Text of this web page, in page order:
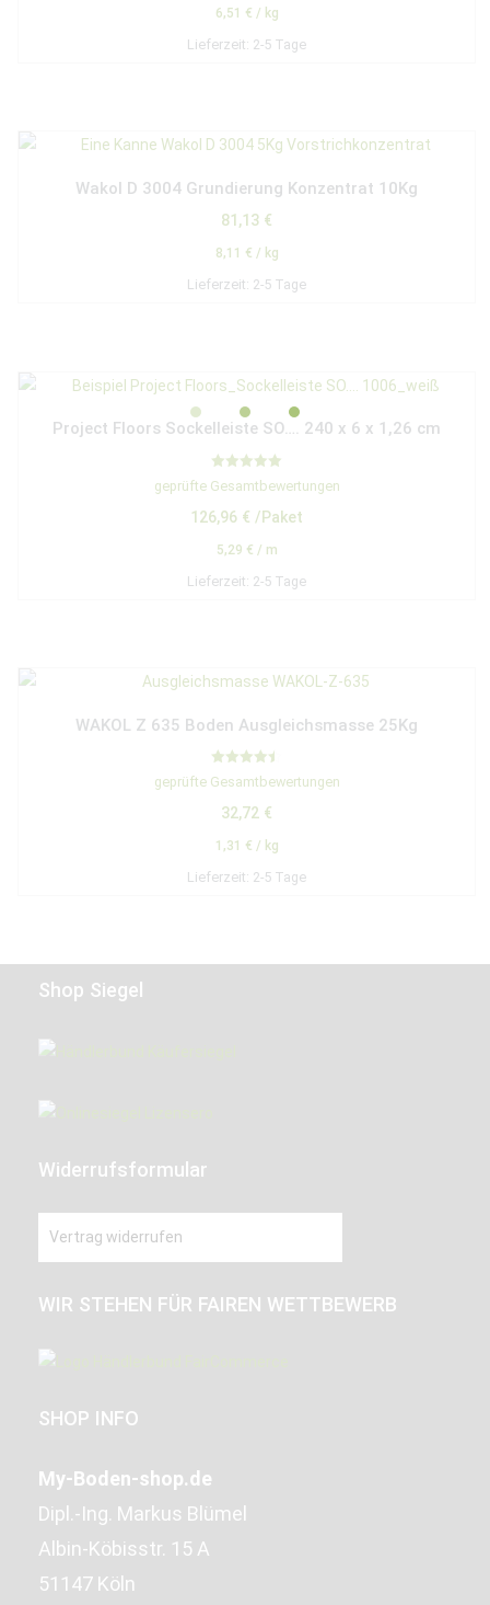
6,51 € / kg
Lieferzeit: 2-5 Tage
Wakol D 3004 Grundierung Konzentrat 10Kg
81,13 €
8,11 € / kg
Lieferzeit: 2-5 Tage
Project Floors Sockelleiste SO…. 240 x 6 x 1,26 cm
Bewertet mit
5.00
geprüfte Gesamtbewertungen
126,96 € /Paket
5,29 € / m
Lieferzeit: 2-5 Tage
WAKOL Z 635 Boden Ausgleichsmasse 25Kg
Bewertet
mit
von 5
geprüfte Gesamtbewertungen
32,72 €
1,31 € / kg
Lieferzeit: 2-5 Tage
Shop Siegel
Widerrufsformular
Vertrag widerrufen
WIR STEHEN FÜR FAIREN WETTBEWERB
SHOP INFO
My-Boden-shop.de
Dipl.-Ing. Markus Blümel
Albin-Köbisstr. 15 A
51147 Köln